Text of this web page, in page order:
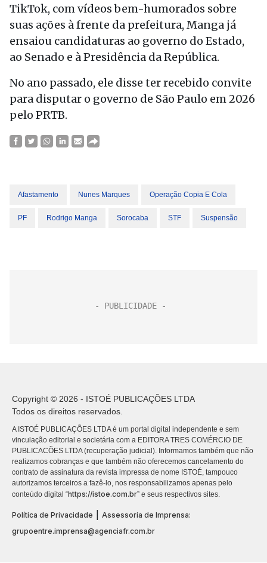
TikTok, com vídeos bem-humorados sobre
suas ações à frente da prefeitura, Manga já
ensaiou candidaturas ao governo do Estado,
ao Senado e à Presidência da República.
No ano passado, ele disse ter recebido convite
para disputar o governo de São Paulo em 2026
pelo PRTB.
Afastamento Nunes Marques Operação Copia E Cola
PF Rodrigo Manga Sorocaba STF Suspensão
Copyright © 2026 - ISTOÉ PUBLICAÇÕES LTDA
Todos os direitos reservados.
A ISTOÉ PUBLICAÇÕES LTDA é um portal digital independente e sem
vinculação editorial e societária com a EDITORA TRES COMÉRCIO DE
PUBLICACÕES LTDA (recuperação judicial). Informamos também que não
realizamos cobranças e que também não oferecemos cancelamento do
contrato de assinatura da revista impressa de nome ISTOÉ, tampouco
autorizamos terceiros a fazê-lo, nos responsabilizamos apenas pelo
conteúdo digital “https://istoe.com.br” e seus respectivos sites.
Política de Privacidade
Assessoria de Imprensa:
grupoentre.imprensa@agenciafr.com.br